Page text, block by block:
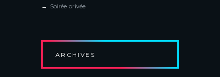
Soirée privée
ARCHIVES